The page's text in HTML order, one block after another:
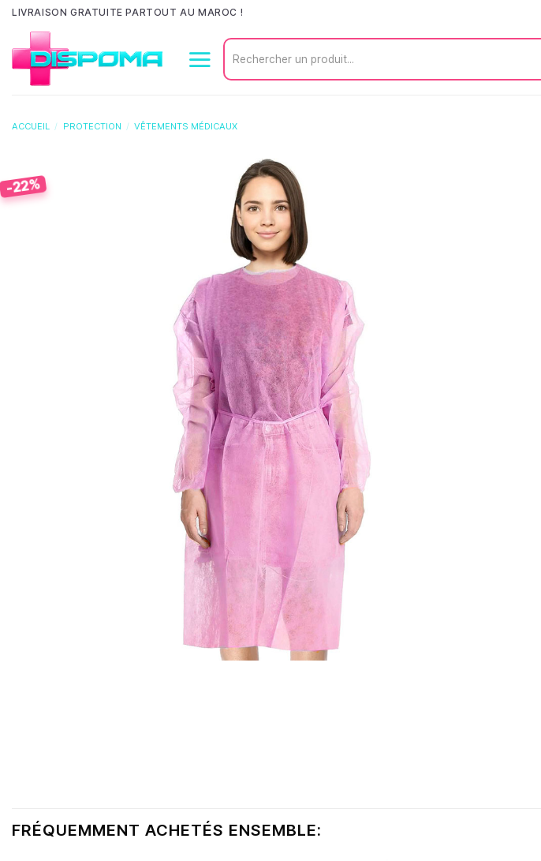
Passer
contenu
LIVRAISON GRATUITE PARTOUT AU MAROC !
Recherche
pour :
ACCUEIL / PROTECTION / VÊTEMENTS MÉDICAUX
-22%
FRÉQUEMMENT ACHETÉS ENSEMBLE: